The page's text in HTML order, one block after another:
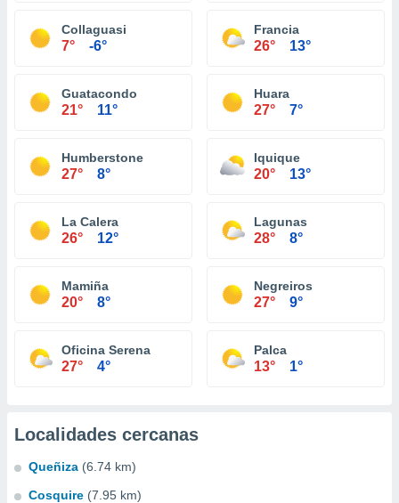
Collaguasi
7° -6°
Francia
26° 13°
Guatacondo
21° 11°
Huara
27° 7°
Humberstone
27° 8°
Iquique
20° 13°
La Calera
26° 12°
Lagunas
28° 8°
Mamiña
20° 8°
Negreiros
27° 9°
Oficina Serena
27° 4°
Palca
13° 1°
Localidades cercanas
Queñiza (6.74 km)
Cosquire (7.95 km)